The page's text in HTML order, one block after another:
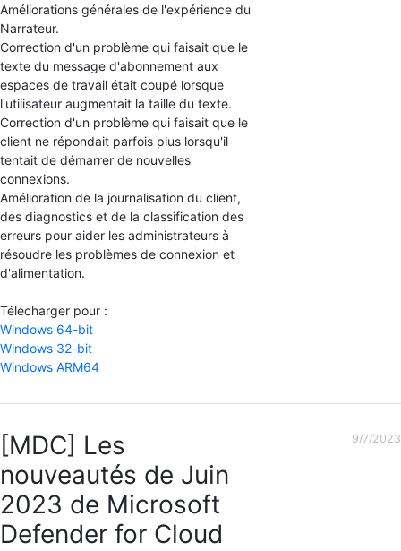
Améliorations générales de l'expérience du
Narrateur.
Correction d'un problème qui faisait que le
texte du message d'abonnement aux
espaces de travail était coupé lorsque
l'utilisateur augmentait la taille du texte.
Correction d'un problème qui faisait que le
client ne répondait parfois plus lorsqu'il
tentait de démarrer de nouvelles
connexions.
Amélioration de la journalisation du client,
des diagnostics et de la classification des
erreurs pour aider les administrateurs à
résoudre les problèmes de connexion et
d'alimentation.
Télécharger pour :
Windows 64-bit
Windows 32-bit
Windows ARM64
[MDC] Les
nouveautés de Juin
2023 de Microsoft
Defender for Cloud
9/7/2023